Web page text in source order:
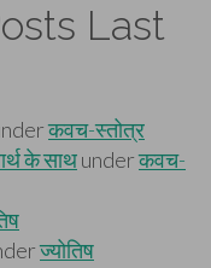
Last